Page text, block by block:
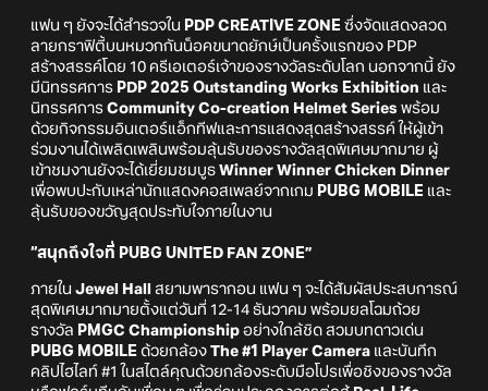
แฟน ๆ ยังจะได้สำรวจใน PDP CREATIVE ZONE ซึ่งจัดแสดงลวด
ลายกราฟิตี้บนหมวกกันน็อคขนาดยักษ์เป็นครั้งแรกของ PDP
สร้างสรรค์โดย 10 ครีเอเตอร์เจ้าของรางวัลระดับโลก นอกจากนี้ ยัง
มีนิทรรศการ PDP 2025 Outstanding Works Exhibition และ
นิทรรศการ Community Co-creation Helmet Series พร้อม
ด้วยกิจกรรมอินเตอร์แอ็กทีฟและการแสดงสุดสร้างสรรค์ ให้ผู้เข้า
ร่วมงานได้เพลิดเพลินพร้อมลุ้นรับของรางวัลสุดพิเศษมากมาย ผู้
เข้าชมงานยังจะได้เยี่ยมชมบูธ Winner Winner Chicken Dinner
เพื่อพบปะกับเหล่านักแสดงคอสเพลย์จากเกม PUBG MOBILE และ
ลุ้นรับของขวัญสุดประทับใจภายในงาน
“สนุกถึงใจที่ PUBG UNITED FAN ZONE”
ภายใน Jewel Hall สยามพารากอน แฟน ๆ จะได้สัมผัสประสบการณ์
สุดพิเศษมากมายตั้งแต่วันที่ 12-14 ธันวาคม พร้อมยลโฉมถ้วย
รางวัล PMGC Championship อย่างใกล้ชิด สวมบทดาวเด่น
PUBG MOBILE ด้วยกล้อง The #1 Player Camera และบันทึก
คลิปไฮไลท์ #1 ในสไตล์คุณด้วยกล้องระดับมือโปรเพื่อชิงของรางวัล